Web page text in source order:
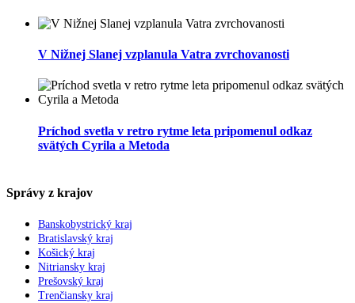
V Nižnej Slanej vzplanula Vatra zvrchovanosti
Príchod svetla v retro rytme leta pripomenul odkaz
svätých Cyrila a Metoda
Správy z krajov
Banskobystrický kraj
Bratislavský kraj
Košický kraj
Nitriansky kraj
Prešovský kraj
Trenčiansky kraj